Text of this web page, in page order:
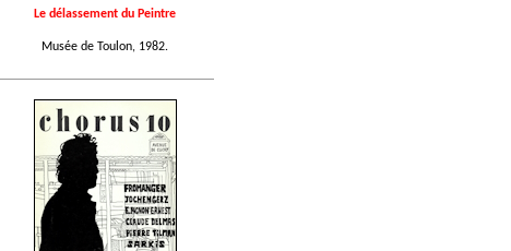
Le délassement du Peintre
Musée de Toulon, 1982.